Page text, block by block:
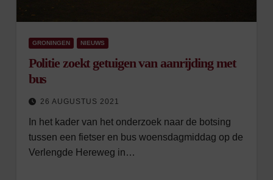
GRONINGEN NIEUWS
Politie zoekt getuigen van aanrijding met
bus
26 AUGUSTUS 2021
In het kader van het onderzoek naar de botsing
tussen een fietser en bus woensdagmiddag op de
Verlengde Hereweg in…